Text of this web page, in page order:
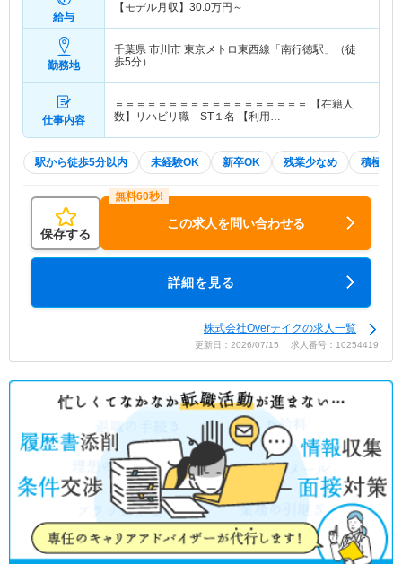
給与
【モデル月収】 30.0万円～
勤務地
千葉県 市川市 東京メトロ東西線「南行徳駅」（徒
歩5分）
仕事内容
＝＝＝＝＝＝＝＝＝＝＝＝＝＝＝＝＝＝ 【在籍人
数】リハビリ職 ST１名 【利用…
駅から徒歩5分以内 未経験OK 新卒OK 残業少なめ 積極採
保存する
この求人を問い合わせる
詳細を見る
株式会社Overテイクの求人一覧
更新日：2026/07/15 求人番号：10254419